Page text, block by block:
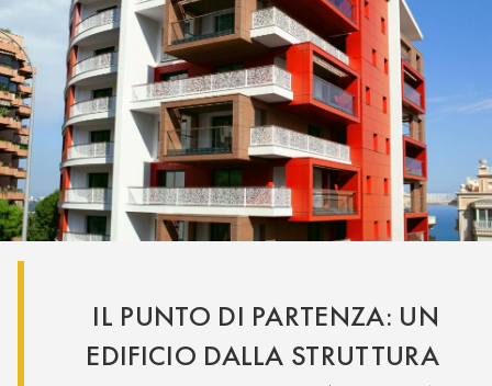
IL PUNTO DI PARTENZA: UN
EDIFICIO DALLA STRUTTURA